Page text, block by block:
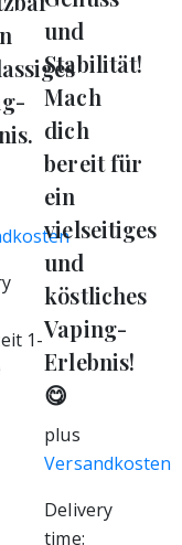
1-
und
Stabilität!
Mach
dich
bereit für
ein
vielseitiges
und
köstliches
Vaping-
Erlebnis!
😋
plus
Versandkosten
Delivery
time: